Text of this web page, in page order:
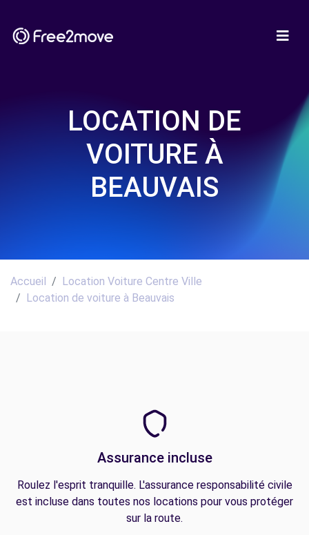
LOCATION DE
VOITURE À
BEAUVAIS
Accueil
Location Voiture Centre Ville
Location de voiture à Beauvais
Assurance incluse
Roulez l'esprit tranquille. L'assurance responsabilité civile
est incluse dans toutes nos locations pour vous protéger
sur la route.